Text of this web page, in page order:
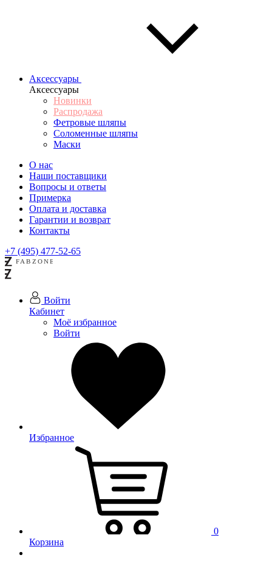
Аксессуары
Аксессуары
Новинки
Распродажа
Фетровые шляпы
Соломенные шляпы
Маски
О нас
Наши поставщики
Вопросы и ответы
Примерка
Оплата и доставка
Гарантии и возврат
Контакты
+7 (495) 477-52-65
Войти
Кабинет
Моё избранное
Войти
Избранное
0
Корзина